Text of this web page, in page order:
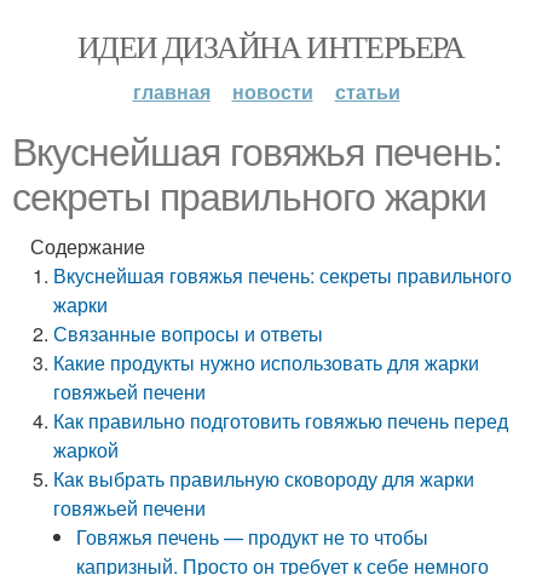
ИДЕИ ДИЗАЙНА ИНТЕРЬЕРА
главная новости статьи
Вкуснейшая говяжья печень:
секреты правильного жарки
Содержание
Вкуснейшая говяжья печень: секреты правильного
жарки
Связанные вопросы и ответы
Какие продукты нужно использовать для жарки
говяжьей печени
Как правильно подготовить говяжью печень перед
жаркой
Как выбрать правильную сковороду для жарки
говяжьей печени
Говяжья печень — продукт не то чтобы
капризный. Просто он требует к себе немного